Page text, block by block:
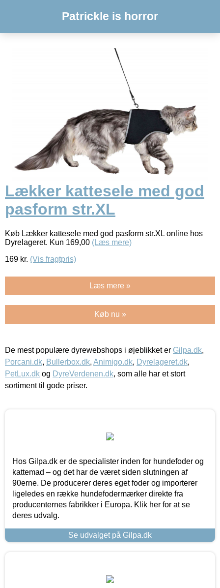
Patrickle is horror
Lækker kattesele med god
pasform str.XL
Køb Lækker kattesele med god pasform str.XL online hos
Dyrelageret. Kun 169,00 (Læs mere)
169 kr. (Vis fragtpris)
Læs mere »
Køb nu »
De mest populære dyrewebshops i øjeblikket er Gilpa.dk,
Porcani.dk, Bullerbox.dk, Animigo.dk, Dyrelageret.dk,
PetLux.dk og DyreVerdenen.dk, som alle har et stort
sortiment til gode priser.
Hos Gilpa.dk er de specialister inden for hundefoder og
kattemad – og det har de været siden slutningen af
90erne. De producerer deres eget foder og importerer
ligeledes en række hundefodermærker direkte fra
producenternes fabrikker i Europa. Klik her for at se
deres udvalg.
Se udvalget på Gilpa.dk